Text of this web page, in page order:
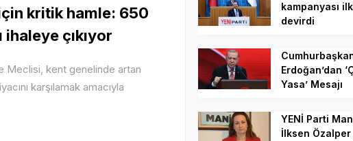
kritik hamle: 650
çıkıyor
Meclisi, kent genelinde artan
karşılamak amacıyla
kampanyası
devirdi
Erdoğan’dan
Yasa’ Mesajı
YENİ Parti
İlksen Özalper